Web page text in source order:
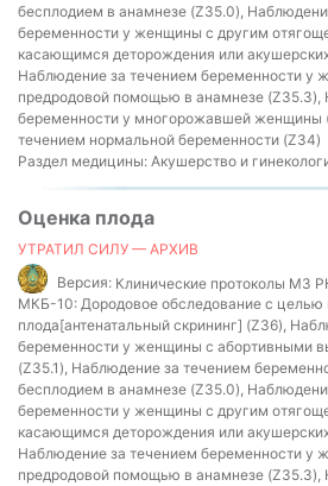
бесплодием в анамнезе (Z35.0),
беременности у женщины с другим
касающимся деторождения или
Наблюдение за течением беременности у
предродовой помощью в анамнезе (Z35.3),
беременности у многорожавшей женщины
течением нормальной беременности (Z34)
Раздел медицины: Акушерство и
Оценка плода
УТРАТИЛ СИЛУ — АРХИВ
Версия: Клинические протоколы МЗ
МКБ-10: Дородовое обследование с целью
плода[антенатальный скрининг] (Z36),
беременности у женщины с абортивными
(Z35.1), Наблюдение за течением
бесплодием в анамнезе (Z35.0),
беременности у женщины с другим
касающимся деторождения или
Наблюдение за течением беременности у
предродовой помощью в анамнезе (Z35.3),